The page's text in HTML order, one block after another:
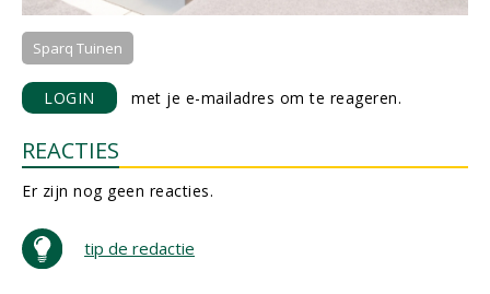
Sparq Tuinen
LOGIN met je e-mailadres om te reageren.
REACTIES
Er zijn nog geen reacties.
tip de redactie